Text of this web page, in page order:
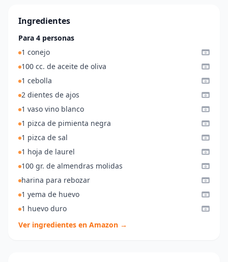
Ingredientes
Para 4 personas
1 conejo
100 cc. de aceite de oliva
1 cebolla
2 dientes de ajos
1 vaso vino blanco
1 pizca de pimienta negra
1 pizca de sal
1 hoja de laurel
100 gr. de almendras molidas
harina para rebozar
1 yema de huevo
1 huevo duro
Ver ingredientes en Amazon →